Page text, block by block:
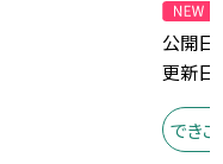
公開日
更新日
できご